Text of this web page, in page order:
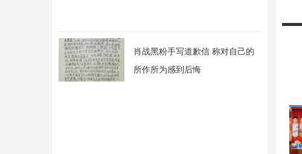
肖战黑粉手写道歉信 称对自己的
所作所为感到后悔